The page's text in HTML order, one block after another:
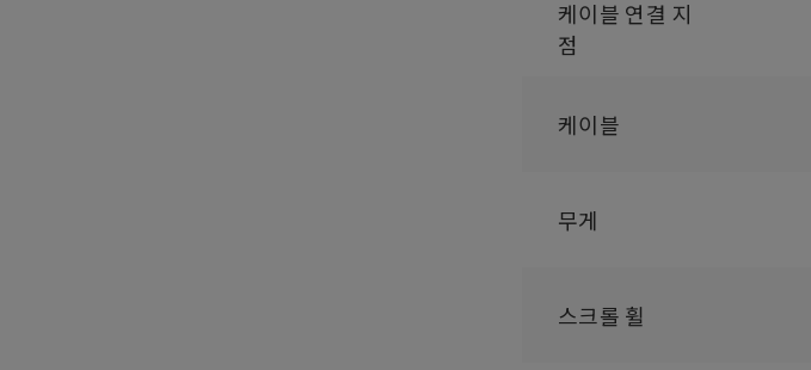
케이블 연결 지
점
케이블
무게
스크롤 휠